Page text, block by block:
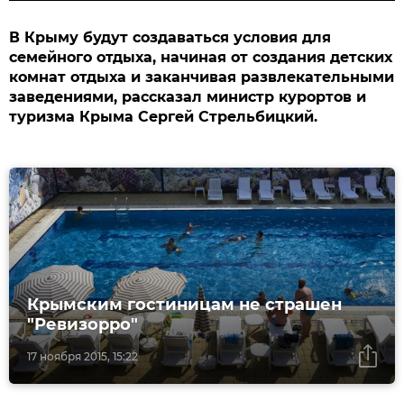
В Крыму будут создаваться условия для
семейного отдыха, начиная от создания детских
комнат отдыха и заканчивая развлекательными
заведениями, рассказал министр курортов и
туризма Крыма Сергей Стрельбицкий.
17 ноября 2015, 15:22
Крымским гостиницам не страшен
"Ревизорро"